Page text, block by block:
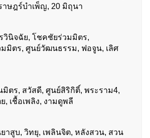
าษฎร์บำเพ็ญ, 20 มิถุนา
วินิจฉัย, โชคชัยร่วมมิตร,
มมิตร, ศูนย์วัฒนธรรม, ฟอจูน, เลิศ
มิตร, สวัสดี, ศูนย์สิริกิติ์, พระราม4,
, เชื้อเพลิง, งามดูพลี
ยาสูบ, วิทยุ, เพลินจิต, หลังสวน, สวน